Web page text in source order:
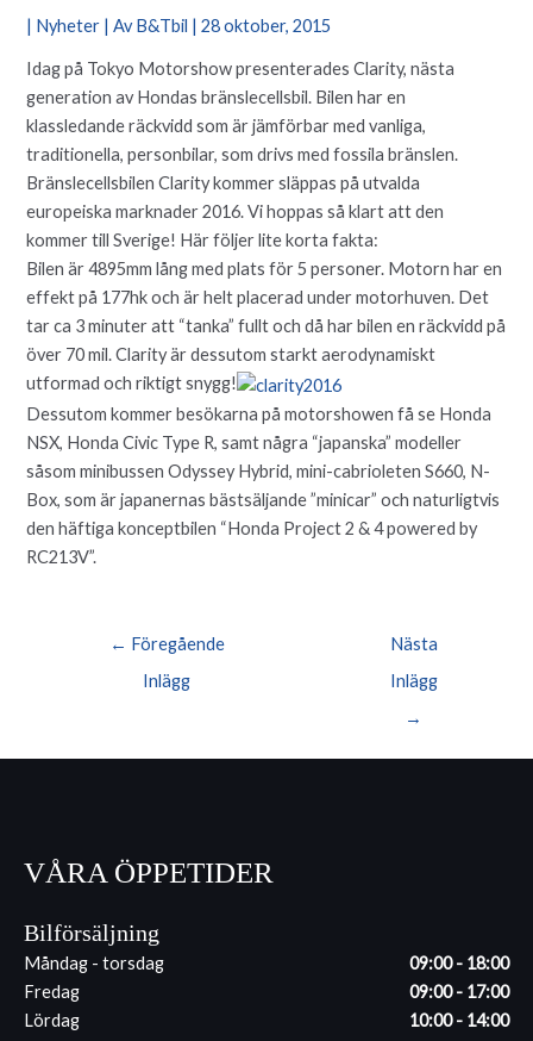
| Nyheter | Av B&Tbil |28 oktober, 2015
Idag på Tokyo Motorshow presenterades Clarity, nästa
generation av Hondas bränslecellsbil. Bilen har en
klassledande räckvidd som är jämförbar med vanliga,
traditionella, personbilar, som drivs med fossila bränslen.
Bränslecellsbilen Clarity kommer släppas på utvalda
europeiska marknader 2016. Vi hoppas så klart att den
kommer till Sverige! Här följer lite korta fakta:
Bilen är 4895mm lång med plats för 5 personer. Motorn har en
effekt på 177hk och är helt placerad under motorhuven. Det
tar ca 3 minuter att “tanka” fullt och då har bilen en räckvidd på
över 70 mil. Clarity är dessutom starkt aerodynamiskt
utformad och riktigt snygg!
Dessutom kommer besökarna på motorshowen få se Honda
NSX, Honda Civic Type R, samt några “japanska” modeller
såsom minibussen Odyssey Hybrid, mini-cabrioleten S660, N-
Box, som är japanernas bästsäljande ”minicar” och naturligtvis
den häftiga konceptbilen “Honda Project 2 & 4 powered by
RC213V”.
Inläggsnavigering
← Föregående
Inlägg
Nästa
Inlägg
→
VÅRA ÖPPETIDER
Bilförsäljning
Måndag - torsdag
09:00 - 18:00
Fredag
09:00 - 17:00
Lördag
10:00 - 14:00